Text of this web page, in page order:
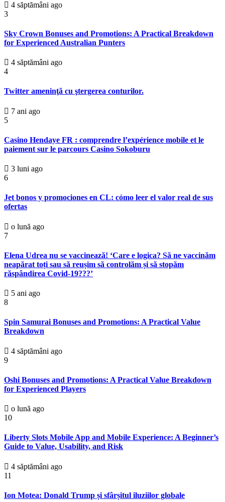
4 săptămâni ago
3
Sky Crown Bonuses and Promotions: A Practical Breakdown
for Experienced Australian Punters
4 săptămâni ago
4
Twitter ameninţă cu ştergerea conturilor.
7 ani ago
5
Casino Hendaye FR : comprendre l’expérience mobile et le
paiement sur le parcours Casino Sokoburu
3 luni ago
6
Jet bonos y promociones en CL: cómo leer el valor real de sus
ofertas
o lună ago
7
Elena Udrea nu se vaccinează! ‘Care e logica? Să ne vaccinăm
neapărat toți sau să reușim să controlăm și să stopăm
răspândirea Covid-19???’
5 ani ago
8
Spin Samurai Bonuses and Promotions: A Practical Value
Breakdown
4 săptămâni ago
9
Oshi Bonuses and Promotions: A Practical Value Breakdown
for Experienced Players
o lună ago
10
Liberty Slots Mobile App and Mobile Experience: A Beginner’s
Guide to Value, Usability, and Risk
4 săptămâni ago
11
Ion Motea: Donald Trump și sfârșitul iluziilor globale